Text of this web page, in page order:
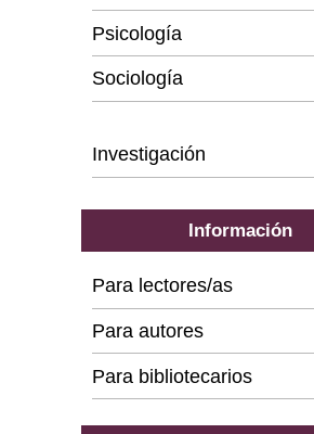
Psicología
Sociología
Investigación
Información
Para lectores/as
Para autores
Para bibliotecarios